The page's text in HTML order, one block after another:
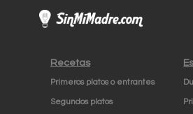
Recetas
Primeros platos o entrantes
Segundos platos